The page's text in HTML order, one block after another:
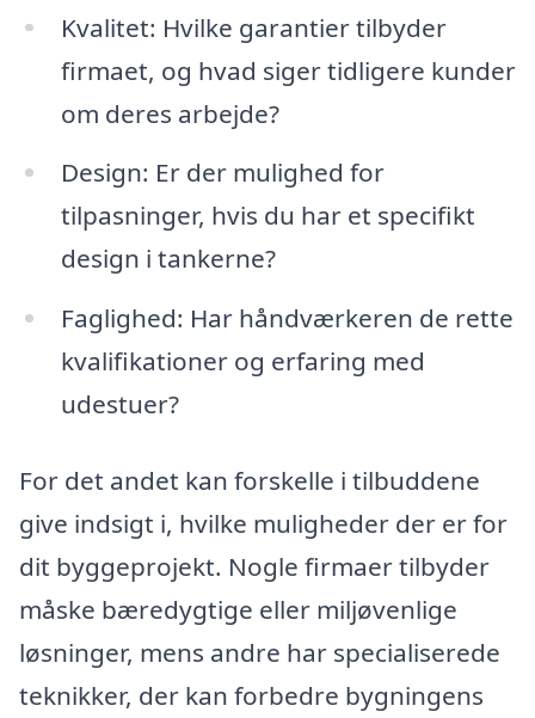
Kvalitet: Hvilke garantier tilbyder
firmaet, og hvad siger tidligere kunder
om deres arbejde?
Design: Er der mulighed for
tilpasninger, hvis du har et specifikt
design i tankerne?
Faglighed: Har håndværkeren de rette
kvalifikationer og erfaring med
udestuer?
For det andet kan forskelle i tilbuddene
give indsigt i, hvilke muligheder der er for
dit byggeprojekt. Nogle firmaer tilbyder
måske bæredygtige eller miljøvenlige
løsninger, mens andre har specialiserede
teknikker, der kan forbedre bygningens